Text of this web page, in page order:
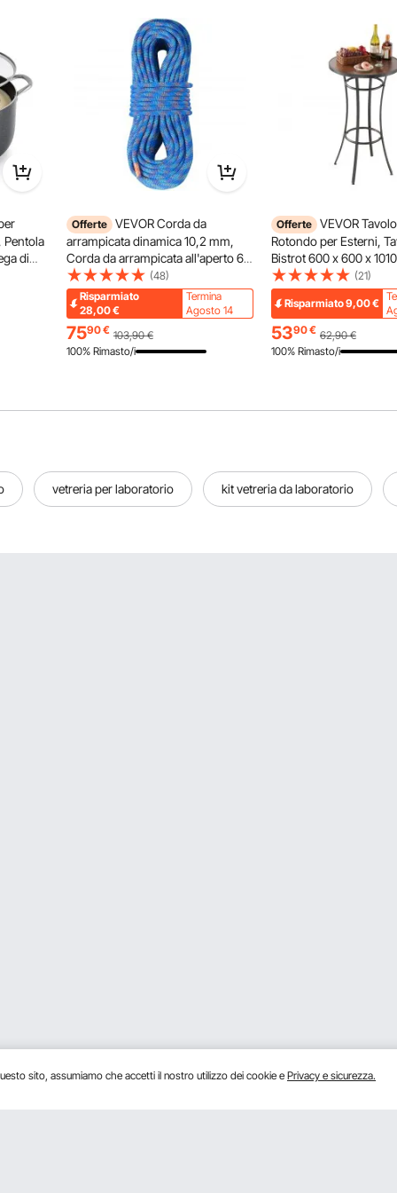
Pentola
di
Offerte VEVOR Corda da
arrampicata dinamica 10,2 mm,
Corda da arrampicata all'aperto 60
m, Tensione di rottura 25 kN,
Corda in fibra elastica con
moschettone in acciaio per fuga,
discesa in corda doppia, blu
(48)
Risparmiato
28,00€
Termina
Agosto 14
7590€ 103,90 €
100% Rimasto/i
Offerte VEVOR
Rotondo per Esterni,
Bistrot 600 x 600 x
da Pranzo per Patio
Facile da Pulire e
in Metallo, per Interni,
(21)
Risparmiato9,00€
5390€ 62,90 €
100% Rimasto/i
vetreria per laboratorio kit vetreria da laboratorio
sito, assumiamo che accetti il ​​nostro utilizzo dei cookie e Privacy e sicurezza.